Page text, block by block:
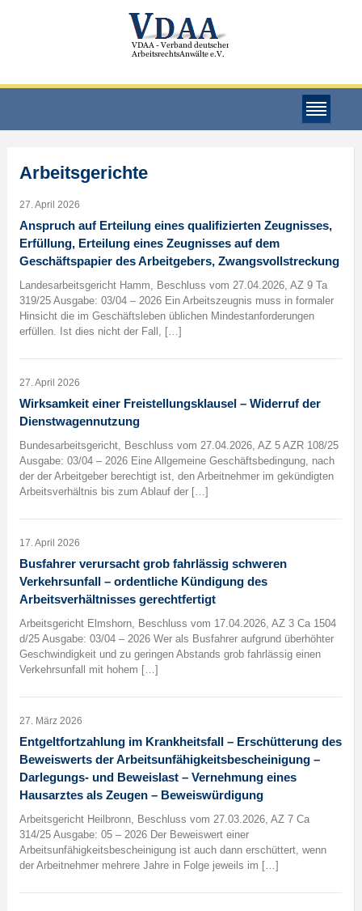
Arbeitsgerichte
27. April 2026
Anspruch auf Erteilung eines qualifizierten Zeugnisses,
Erfüllung, Erteilung eines Zeugnisses auf dem
Geschäftspapier des Arbeitgebers, Zwangsvollstreckung
Landesarbeitsgericht Hamm, Beschluss vom 27.04.2026, AZ 9 Ta
319/25 Ausgabe: 03/04 – 2026 Ein Arbeitszeugnis muss in formaler
Hinsicht die im Geschäftsleben üblichen Mindestanforderungen
erfüllen. Ist dies nicht der Fall, […]
27. April 2026
Wirksamkeit einer Freistellungsklausel – Widerruf der
Dienstwagennutzung
Bundesarbeitsgericht, Beschluss vom 27.04.2026, AZ 5 AZR 108/25
Ausgabe: 03/04 – 2026 Eine Allgemeine Geschäftsbedingung, nach
der der Arbeitgeber berechtigt ist, den Arbeitnehmer im gekündigten
Arbeitsverhältnis bis zum Ablauf der […]
17. April 2026
Busfahrer verursacht grob fahrlässig schweren
Verkehrsunfall – ordentliche Kündigung des
Arbeitsverhältnisses gerechtfertigt
Arbeitsgericht Elmshorn, Beschluss vom 17.04.2026, AZ 3 Ca 1504
d/25 Ausgabe: 03/04 – 2026 Wer als Busfahrer aufgrund überhöhter
Geschwindigkeit und zu geringen Abstands grob fahrlässig einen
Verkehrsunfall mit hohem […]
27. März 2026
Entgeltfortzahlung im Krankheitsfall – Erschütterung des
Beweiswerts der Arbeitsunfähigkeitsbescheinigung –
Darlegungs- und Beweislast – Vernehmung eines
Hausarztes als Zeugen – Beweiswürdigung
Arbeitsgericht Heilbronn, Beschluss vom 27.03.2026, AZ 7 Ca
314/25 Ausgabe: 05 – 2026 Der Beweiswert einer
Arbeitsunfähigkeitsbescheinigung ist auch dann erschüttert, wenn
der Arbeitnehmer mehrere Jahre in Folge jeweils im […]